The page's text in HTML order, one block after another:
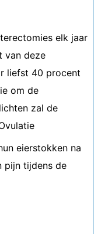
elk jaar
van deze
liefst 40 procent
om de
zal de
eierstokken na
pijn tijdens de